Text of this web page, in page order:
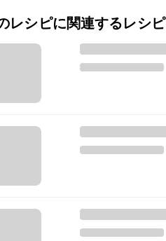
レシピに関連するレシピ